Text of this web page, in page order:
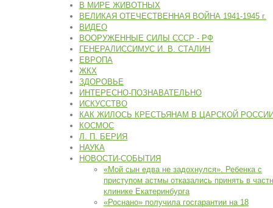
В МИРЕ ЖИВОТНЫХ
ВЕЛИКАЯ ОТЕЧЕСТВЕННАЯ ВОЙНА 1941-1945 г.
ВИДЕО
ВООРУЖЕННЫЕ СИЛЫ СССР - РФ
ГЕНЕРАЛИССИМУС И. В. СТАЛИН
ЕВРОПА
ЖКХ
ЗДОРОВЬЕ
ИНТЕРЕСНО-ПОЗНАВАТЕЛЬНО
ИСКУССТВО
КАК ЖИЛОСЬ КРЕСТЬЯНАМ В ЦАРСКОЙ
КОСМОС
Л. П. БЕРИЯ
НАУКА
НОВОСТИ-СОБЫТИЯ
«Мой сын едва не задохнулся». Ребенка с
приступом астмы отказались принять в
клинике Екатеринбурга
«Роснано» получила госгарантии на 18